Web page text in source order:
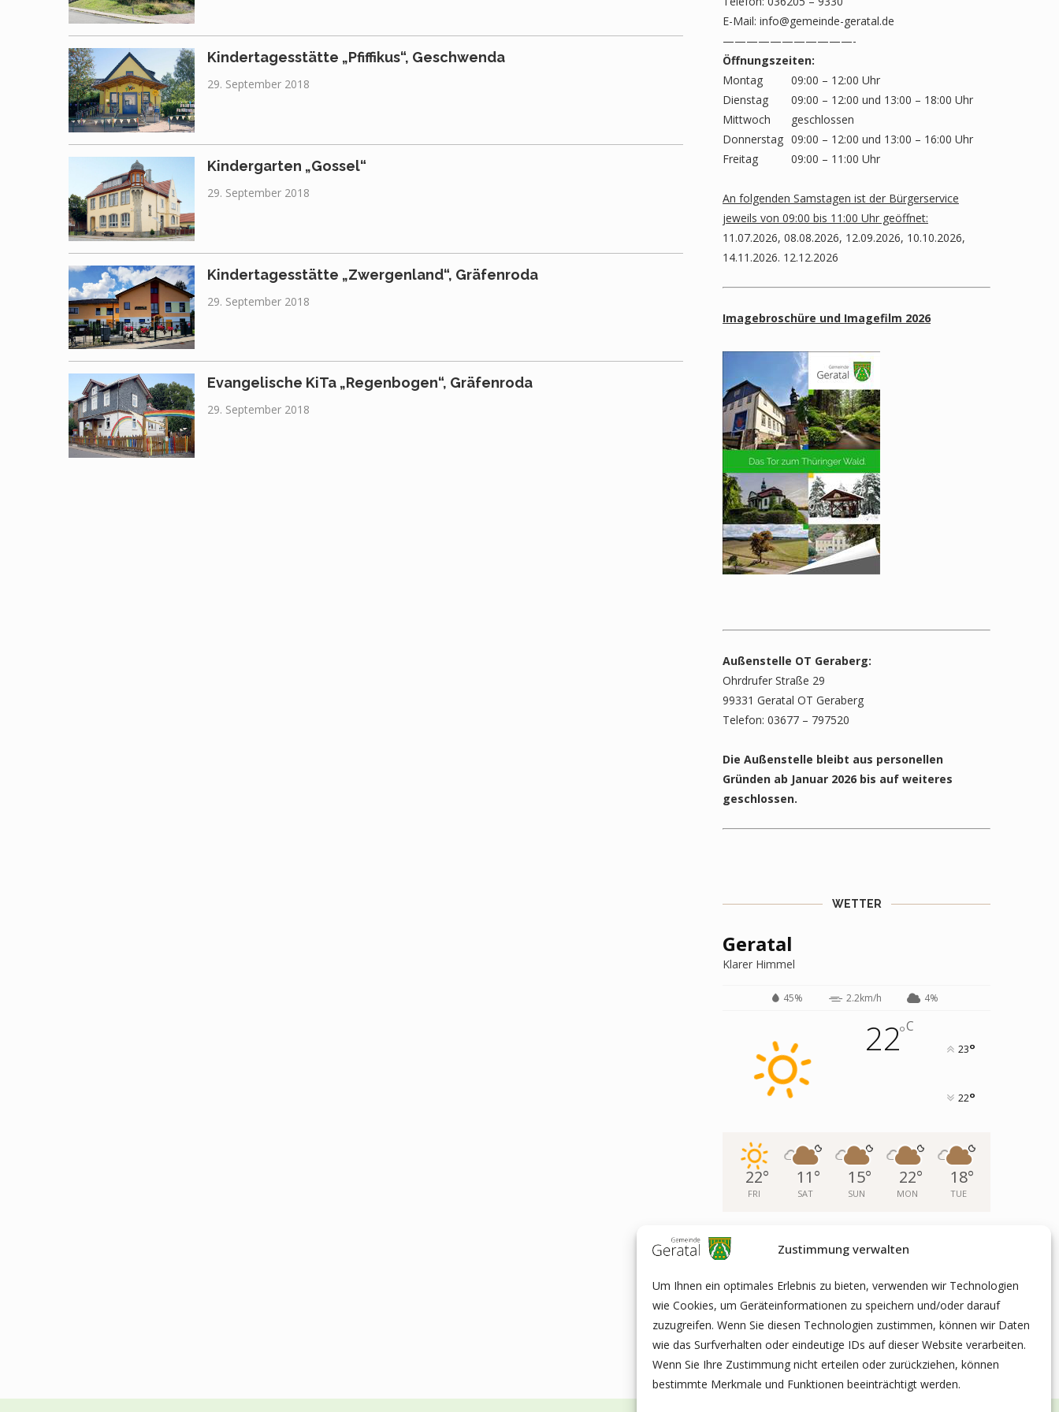
Zustimmung verwalten
Um Ihnen ein optimales Erlebnis zu bieten, verwenden wir Technologien
wie Cookies, um Geräteinformationen zu speichern und/oder darauf
zuzugreifen. Wenn Sie diesen Technologien zustimmen, können wir Daten
wie das Surfverhalten oder eindeutige IDs auf dieser Website verarbeiten.
Wenn Sie Ihre Zustimmung nicht erteilen oder zurückziehen, können
bestimmte Merkmale und Funktionen beeinträchtigt werden.
Kindertagesstätte „Pfiffikus“, Geschwenda
29. September 2018
Kindergarten „Gossel“
29. September 2018
Kindertagesstätte „Zwergenland“, Gräfenroda
29. September 2018
Evangelische KiTa „Regenbogen“, Gräfenroda
29. September 2018
E-Mail: info@gemeinde-geratal.de
———————————-
Öffnungszeiten:
Montag
09:00 – 12:00 Uhr
Dienstag
09:00 – 12:00 und 13:00 – 18:00 Uhr
Mittwoch
geschlossen
Donnerstag 09:00 – 12:00 und 13:00 – 16:00 Uhr
Freitag
09:00 – 11:00 Uhr
An folgenden Samstagen ist der Bürgerservice
jeweils von 09:00 bis 11:00 Uhr geöffnet:
11.07.2026, 08.08.2026, 12.09.2026, 10.10.2026,
14.11.2026. 12.12.2026
Imagebroschüre und Imagefilm 2026
Außenstelle OT Geraberg:
Ohrdrufer Straße 29
99331 Geratal OT Geraberg
Telefon: 03677 – 797520
Die Außenstelle bleibt aus personellen
Gründen ab Januar 2026 bis auf weiteres
geschlossen.
WETTER
Geratal
Klarer Himmel
45% 2.2km/h 4%
22°C
23°
22°
22°
FRI
11°
SAT
15°
SUN
22°
MON
18°
TUE